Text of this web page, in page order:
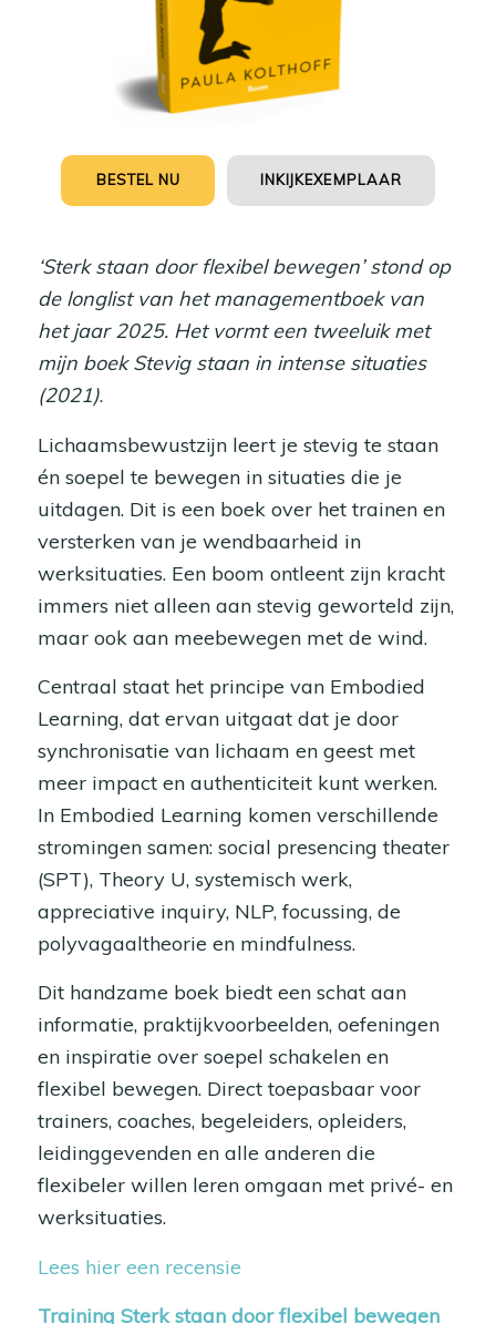
BESTEL NU INKIJKEXEMPLAAR
‘Sterk staan door flexibel bewegen’ stond op
de longlist van het managementboek van
het jaar 2025. Het vormt een tweeluik met
mijn boek Stevig staan in intense situaties
(2021).
Lichaamsbewustzijn leert je stevig te staan
én soepel te bewegen in situaties die je
uitdagen. Dit is een boek over het trainen en
versterken van je wendbaarheid in
werksituaties. Een boom ontleent zijn kracht
immers niet alleen aan stevig geworteld zijn,
maar ook aan meebewegen met de wind.
Centraal staat het principe van Embodied
Learning, dat ervan uitgaat dat je door
synchronisatie van lichaam en geest met
meer impact en authenticiteit kunt werken.
In Embodied Learning komen verschillende
stromingen samen: social presencing theater
(SPT), Theory U, systemisch werk,
appreciative inquiry, NLP, focussing, de
polyvagaaltheorie en mindfulness.
Dit handzame boek biedt een schat aan
informatie, praktijkvoorbeelden, oefeningen
en inspiratie over soepel schakelen en
flexibel bewegen. Direct toepasbaar voor
trainers, coaches, begeleiders, opleiders,
leidinggevenden en alle anderen die
flexibeler willen leren omgaan met privé- en
werksituaties.
Lees hier een recensie
Training Sterk staan door flexibel bewegen